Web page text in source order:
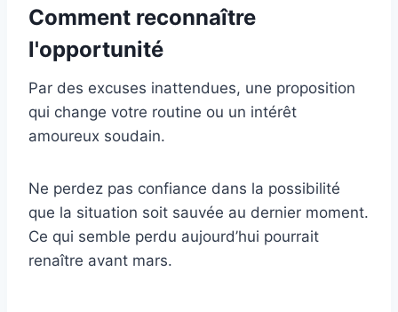
Comment reconnaître
l'opportunité
Par des excuses inattendues, une proposition
qui change votre routine ou un intérêt
amoureux soudain.
Ne perdez pas confiance dans la possibilité
que la situation soit sauvée au dernier moment.
Ce qui semble perdu aujourd’hui pourrait
renaître avant mars.